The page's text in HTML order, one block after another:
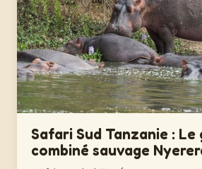
Safari Sud Tanzanie : Le
combiné sauvage